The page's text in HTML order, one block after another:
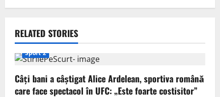
a
v
i
g
a
RELATED STORIES
Sport 2
Câți bani a câștigat Alice Ardelean, sportiva română
care face spectacol în UFC: „Este foarte costisitor”